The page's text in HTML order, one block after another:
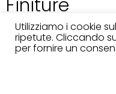
Finiture
Utilizziamo i cookie
ripetute. Cliccando
per fornire un